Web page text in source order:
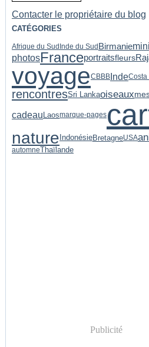
Contacter le propriétaire du blog
CATÉGORIES
Afrique du SudInde du SudBirmanie
photosFranceportraitsfleurs
voyageCBBBIndeCosta
rencontresSri Lankaoiseaux
cadeauLaosmarque-pages
nature IndonésieBretagneUSA
automneThaïlande
Publicité